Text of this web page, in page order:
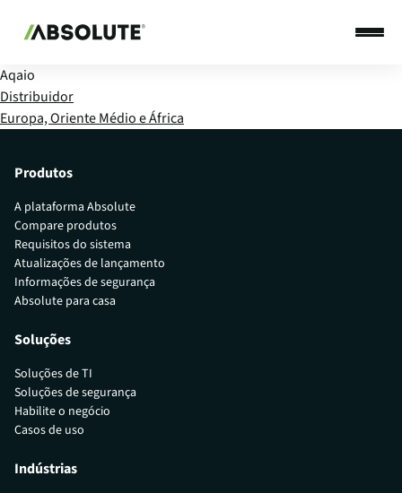
Aqaio
Distribuidor
Europa, Oriente Médio e África
Produtos
A plataforma Absolute
Compare produtos
Requisitos do sistema
Atualizações de lançamento
Informações de segurança
Absolute para casa
Soluções
Soluções de TI
Soluções de segurança
Habilite o negócio
Casos de uso
Indústrias